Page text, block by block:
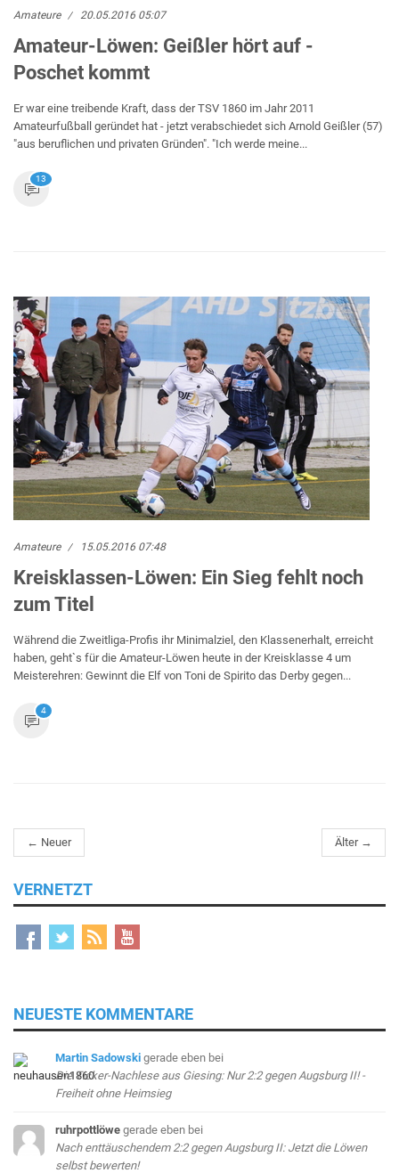
Amateure 20.05.2016 05:07
Amateur-Löwen: Geißler hört auf -
Poschet kommt
Er war eine treibende Kraft, dass der TSV 1860 im Jahr 2011
Amateurfußball geründet hat - jetzt verabschiedet sich Arnold Geißler (57)
"aus beruflichen und privaten Gründen". "Ich werde meine...
13
Amateure 15.05.2016 07:48
Kreisklassen-Löwen: Ein Sieg fehlt noch
zum Titel
Während die Zweitliga-Profis ihr Minimalziel, den Klassenerhalt, erreicht
haben, geht`s für die Amateur-Löwen heute in der Kreisklasse 4 um
Meisterehren: Gewinnt die Elf von Toni de Spirito das Derby gegen...
4
← Neuer Älter →
VERNETZT
NEUESTE KOMMENTARE
Martin Sadowski gerade eben bei
Die Ticker-Nachlese aus Giesing: Nur 2:2 gegen Augsburg II! -
Freiheit ohne Heimsieg
ruhrpottlöwe gerade eben bei
Nach enttäuschendem 2:2 gegen Augsburg II: Jetzt die Löwen
selbst bewerten!